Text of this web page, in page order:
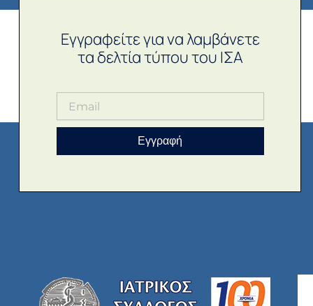
Εγγραφείτε για να λαμβάνετε
τα δελτία τύπου του ΙΣΑ
Εγγραφή